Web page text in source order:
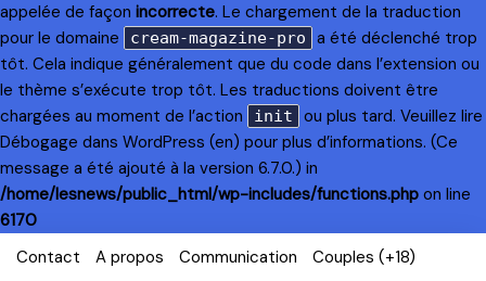
appelée de façon incorrecte. Le chargement de la traduction
pour le domaine
cream-magazine-pro
a été déclenché trop
tôt. Cela indique généralement que du code dans l’extension ou
le thème s’exécute trop tôt. Les traductions doivent être
chargées au moment de l’action
init
ou plus tard. Veuillez lire
Débogage dans WordPress (en) pour plus d’informations. (Ce
message a été ajouté à la version 6.7.0.) in
/home/lesnews/public_html/wp-includes/functions.php on line
6170
Skip
Contact A propos Communication Couples (+18)